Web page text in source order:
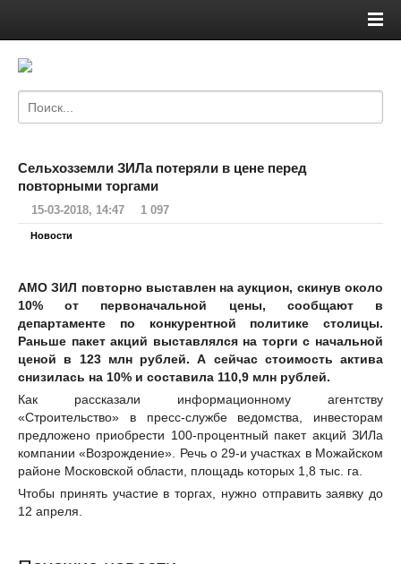
Сельхозземли ЗИЛа потеряли в цене перед
повторными торгами
15-03-2018, 14:47 1 097
Новости
АМО ЗИЛ повторно выставлен на аукцион, скинув около
10% от первоначальной цены, сообщают в
департаменте по конкурентной политике столицы.
Раньше пакет акций выставлялся на торги с начальной
ценой в 123 млн рублей. А сейчас стоимость актива
снизилась на 10% и составила 110,9 млн рублей.
Как рассказали информационному агентству
«Строительство» в пресс-службе ведомства, инвесторам
предложено приобрести 100-процентный пакет акций ЗИЛа
компании «Возрождение». Речь о 29-и участках в Можайском
районе Московской области, площадь которых 1,8 тыс. га.
Чтобы принять участие в торгах, нужно отправить заявку до
12 апреля.